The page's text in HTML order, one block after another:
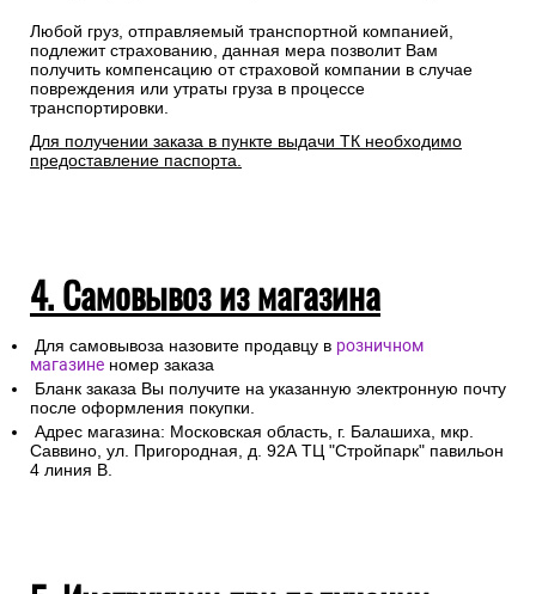
Специалисты интернет-магазина свяжутся с Вами для
подтверждения заказа и уточнения внесенных данных.
Любой груз, отправляемый транспортной компанией,
подлежит страхованию, данная мера позволит Вам
получить компенсацию от страховой компании в случае
повреждения или утраты груза в процессе
транспортировки.
4. Самовывоз из магазина
Для самовывоза назовите продавцу в
магазиненомер заказа
Бланк заказа Вы получите на указанную электронную почту
после оформления покупки.